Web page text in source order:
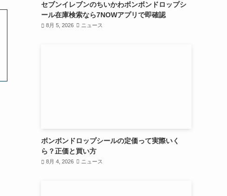
セブンイレブンのちいかわボンボンドロップシ
ール在庫検索なら7NOWアプリで即確認
8月 5, 2026 ニュース
ボンボンドロップシールの定価って実際いく
ら？正価と買い方
8月 4, 2026 ニュース